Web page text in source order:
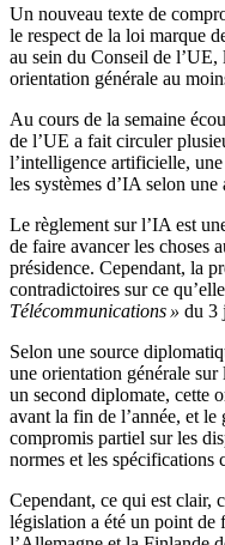
Un nouveau texte de
le respect de la loi marque
au sein du Conseil de l’UE,
orientation générale au
Au cours de la semaine
de l’UE a fait circuler
l’intelligence artificielle,
les systèmes d’IA selon
Le règlement sur l’IA est
de faire avancer les choses
présidence. Cependant, la
contradictoires sur ce
Télécommunications » du 3
Selon une source
une orientation générale
un second diplomate, cette
avant la fin de l’année, et
compromis partiel sur les
normes et les spécifications
Cependant, ce qui est clair,
législation a été un point de